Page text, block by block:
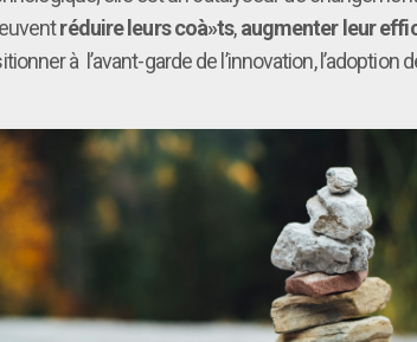
réduire leurs coà»ts,augmenter leur
à l’avant-garde de l’innovation, l’adoption